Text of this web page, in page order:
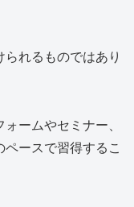
れるものではあり
ームやセミナー、
ースで習得するこ